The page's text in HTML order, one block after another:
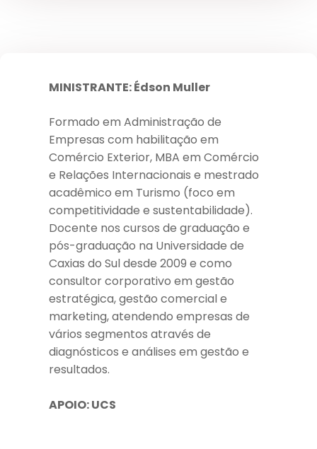
MINISTRANTE: Édson Muller
Formado em Administração de
Empresas com habilitação em
Comércio Exterior, MBA em Comércio
e Relações Internacionais e mestrado
acadêmico em Turismo (foco em
competitividade e sustentabilidade).
Docente nos cursos de graduação e
pós-graduação na Universidade de
Caxias do Sul desde 2009 e como
consultor corporativo em gestão
estratégica, gestão comercial e
marketing, atendendo empresas de
vários segmentos através de
diagnósticos e análises em gestão e
resultados.
APOIO: UCS